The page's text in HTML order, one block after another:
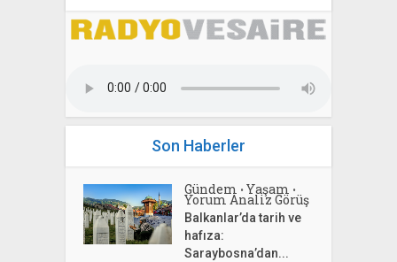
Son Haberler
Gündem • Yaşam •
Yorum Analiz Görüş
Balkanlar’da tarih ve
hafıza:
Saraybosna’dan...